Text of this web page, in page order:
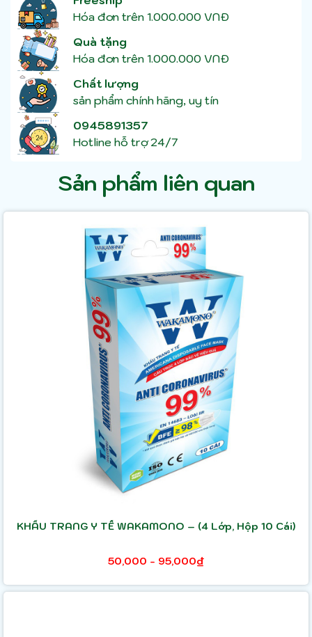
Hóa đơn trên 1.000.000 VNĐ
Quà tặng
Hóa đơn trên 1.000.000 VNĐ
Chất lượng
sản phẩm chính hãng, uy tín
0945891357
Hotline hỗ trợ 24/7
Sản phẩm liên quan
KHẨU TRANG Y TẾ WAKAMONO – (4 Lớp, Hộp 10 Cái)
50,000 - 95,000₫